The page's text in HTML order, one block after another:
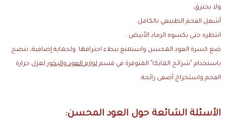
ولا يحترق.
أشعل الفحم الطبيعي بالكامل.
انتظره حتى يكسوه الرماد الأبيض.
ضع كسرة العود المحسن واستمتع ببطء احتراقها. ولحماية إضافية، ننصح
باستخدام "شرائح المايكا" المتوفرة في قسم لوازم العود والبخور لعزل حرارة
الفحم واستخراج أصفى رائحة.
الأسئلة الشائعة حول العود المحسن: